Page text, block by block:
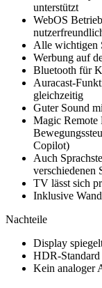
unterstützt
WebOS
Alle wichtigen
Werbung auf
Bluetooth für
Auracast-
gleichzeitig
Guter Sound
Magic Remote
Copilot)
Auch
verschiedenen
TV lässt sich
Inklusive
Nachteile
Display
HDR-
Kein analoger